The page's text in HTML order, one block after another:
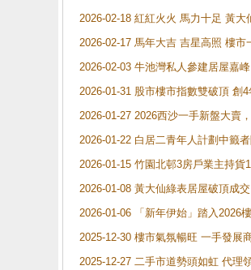
2026-02-18 紅紅火火 馬力十足 黃
2026-02-17 馬年大吉 吉星高照 樓
2026-02-03 牛池灣私人參建居屋嘉
2026-01-31 股市樓市指數雙破頂 創
2026-01-27 2026西沙一手新盤大賣
2026-01-22 白居二青年人計劃中籤
2026-01-15 竹園北邨3房戶業主持
2026-01-08 黃大仙綠表居屋破頂成
2026-01-06 「新年伊始」踏入2026
2025-12-30 樓市氣氛暢旺 一手發展
2025-12-27 二手市道勢頭如虹 代理